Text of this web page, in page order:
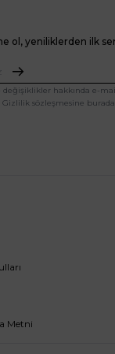
ol, yeniliklerden ilk
hakkında e-
sözleşmesine
Metni